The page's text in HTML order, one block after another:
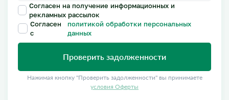
Согласен на получение информационных и
рекламных рассылок
Согласен
с
политикой обработки персональных
данных
Проверить задолженности
Нажимая кнопку "Проверить задолженности" вы принимаете
условия Оферты